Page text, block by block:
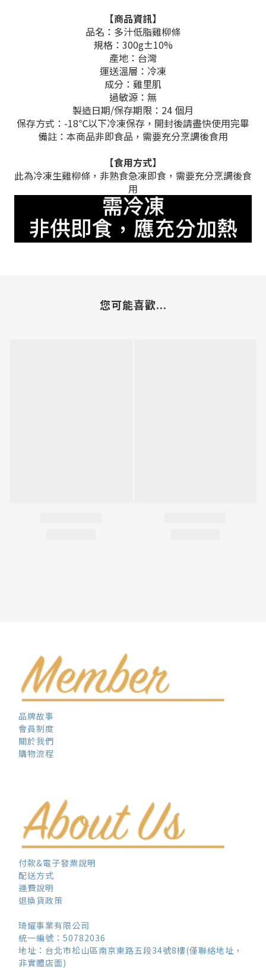
【商品資訊】
品名：多汁低脂雞柳條
規格：300g±10%
產地：台灣
運送溫層：冷凍
成分： 雞里肌
過敏源：無
製造日期/保存期限：24 個月
保存方式：-18℃以下冷凍保存，開封後請盡快使用完畢
備註：本商品非即食品，需要充分烹調後食用
【食用方式】
此為冷凍生雞柳條，非熟食急凍即食 ，需要充分烹調後食
用
您可能喜歡...
品牌故事
會員制度
關於我們
購物流程
付款&電子發票說明
配送方式
運費說明
退換貨政策
琦耀事業有限公司
統一編號：50782036
地址：台北市松山區南京東路五段34號8樓(僅聯絡地址，
非實體店面)